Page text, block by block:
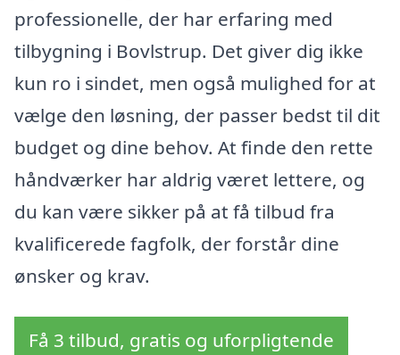
professionelle, der har erfaring med
tilbygning i Bovlstrup. Det giver dig ikke
kun ro i sindet, men også mulighed for at
vælge den løsning, der passer bedst til dit
budget og dine behov. At finde den rette
håndværker har aldrig været lettere, og
du kan være sikker på at få tilbud fra
kvalificerede fagfolk, der forstår dine
ønsker og krav.
Få 3 tilbud, gratis og uforpligtende